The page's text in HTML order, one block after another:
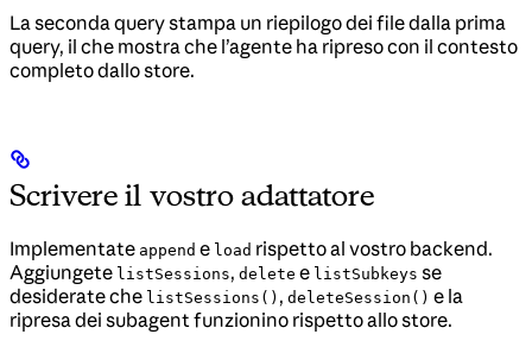
La seconda query stampa un riepilogo dei file dalla prima
query, il che mostra che l’agente ha ripreso con il contesto
completo dallo store.
Scrivere il vostro adattatore
Implementate append e load rispetto al vostro backend.
Aggiungete listSessions, delete e listSubkeys se
desiderate che listSessions() , deleteSession() e la
ripresa dei subagent funzionino rispetto allo store.